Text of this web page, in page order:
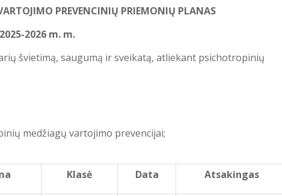
PREVENCINIŲ PRIEMONIŲ PLANAS
2025-2026 m. m.
švietimą, saugumą ir sveikatą, atliekant psichotropinių
medžiagų vartojimo prevencijai;
Klasė Data Atsakingas